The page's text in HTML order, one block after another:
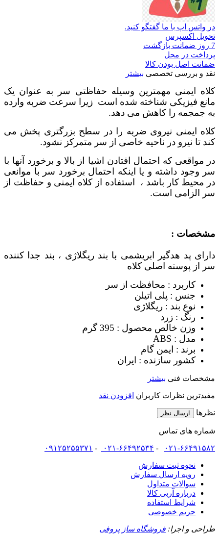
در واتس اپ با ما گفتگو کنید.
تحویل اکسپرس
7 روز ضمانت بازگشت
پرداخت در محل
ضمانت اصل بودن کالا
نقد و بررسی تخصصی بیشتر
کلاه ایمنی مهمترین وسیله حفاظتی سر به عنوان یک
مانع فیزیکی شناخته شده است زیرا سرعت ضربه وارده
به جمجمه را کاهش می دهد.
کلاه ایمنی نیروی ضربه را در سطح بزرگتری پخش می
کند تا نیرو در ناحیه خاصی از سر متمرکز نشود.
در مواقعی که احتمال افتادن اشیا از بالا و برخورد آنها با
سر وجود داشته و یا اینکه احتمال برخورد سر با موانعی
در محیط کار باشد ، استفاده از کلاه ایمنی و حفاظت از
سر الزامی است.
مشخصات :
دارای پد هدگیر ابریشمی با بند ریگلاژی ، بند جدا کننده
سر از پوسته اصلی کلاه
کاربرد : محافظت از سر
جنس : پلی اتیلن
نوع بند : ریگلاژی
رنگ : زرد
وزن خالص محصول : 395 گرم
مدل : ABS
برند : ایمن گام
کشور سازنده : ایران
مشخصات فنی بیشتر
مفیدترین نظرات کاربران افزودن نقد
نظرها ارسال نظر
شماره های تماس
۰۲۱-۶۶۴۹۱۵۸۲ - ۰۲۱-۶۶۴۹۲۵۳۴ - ۰۹۱۲۵۲۵۵۳۷۱
نحوه ثبت سفارش
رویه ارسال سفارش
سوالات متداول
درباره آربی کالا
شرایط استفاده
حریم خصوصی
طراحی و اجرا: فروشگاه ساز پروفی